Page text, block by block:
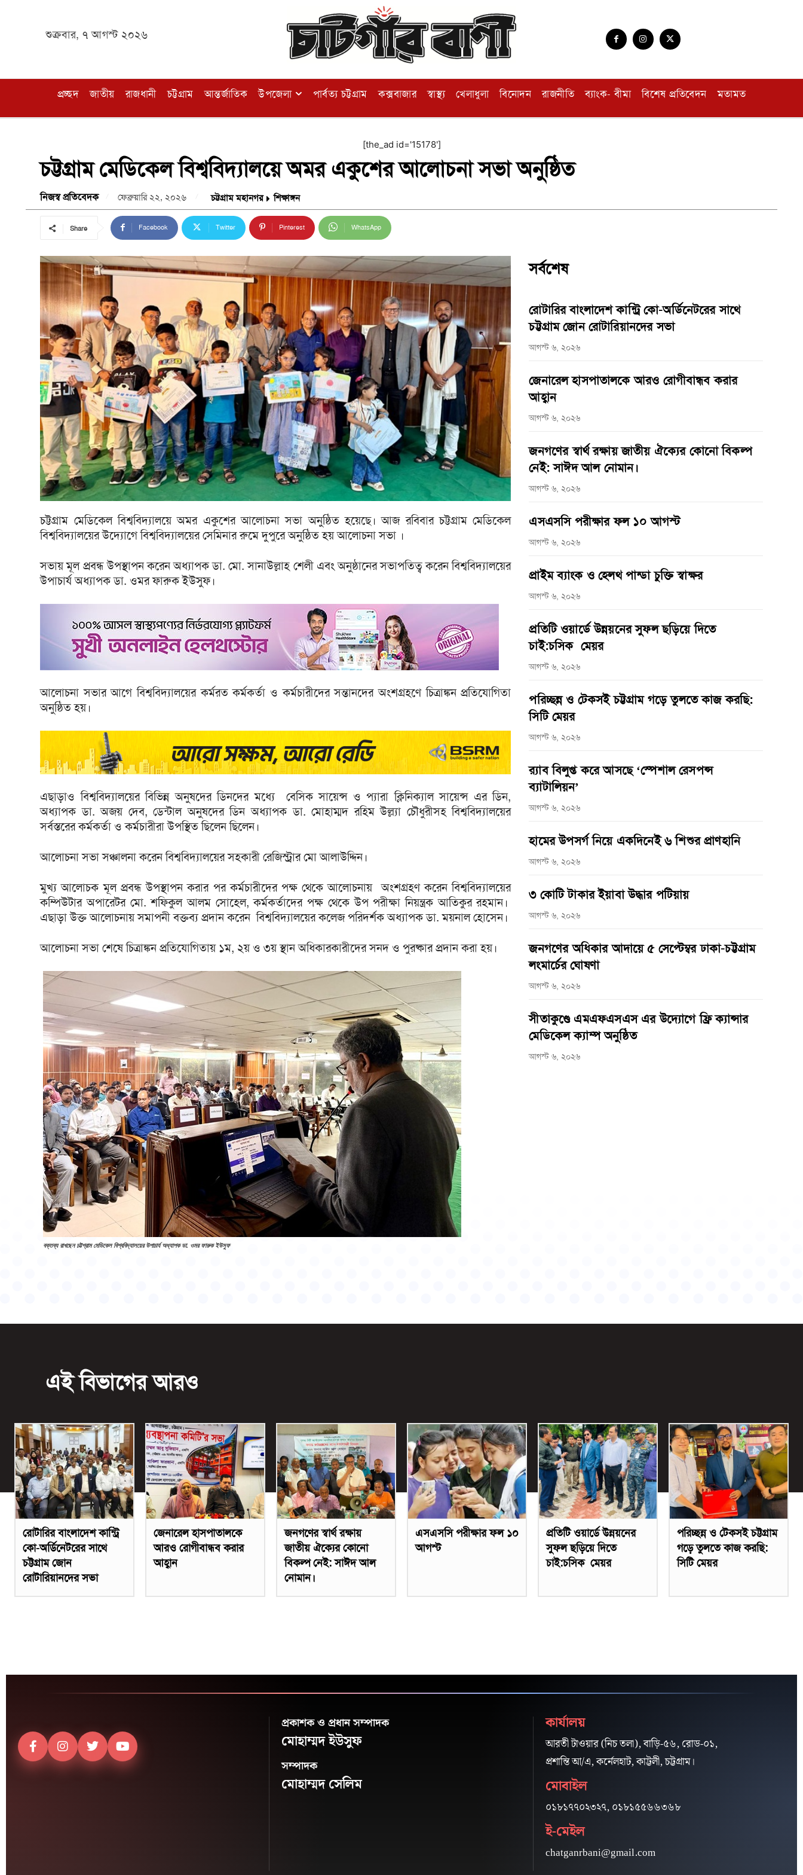
শুক্রবার, ৭ আগস্ট ২০২৬
প্রচ্ছদ জাতীয় রাজধানী চট্টগ্রাম আন্তর্জাতিক উপজেলা পার্বত্য চট্টগ্রাম কক্সবাজার স্বাস্থ্য খেলাধুলা বিনোদন রাজনীতি ব্যাংক- বীমা বিশেষ প্রতিবেদন মতামত
[the_ad id='15178']
চট্টগ্রাম মেডিকেল বিশ্ববিদ্যালয়ে অমর একুশের আলোচনা সভা অনুষ্ঠিত
নিজস্ব প্রতিবেদক ফেব্রুয়ারি ২২, ২০২৬ চট্টগ্রাম মহানগর শিক্ষাঙ্গন
Share Facebook Twitter Pinterest WhatsApp
চট্টগ্রাম মেডিকেল বিশ্ববিদ্যালয়ে অমর একুশের আলোচনা সভা অনুষ্ঠিত হয়েছে। আজ রবিবার চট্টগ্রাম মেডিকেল
বিশ্ববিদ্যালয়ের উদ্যোগে বিশ্ববিদ্যালয়ের সেমিনার রুমে দুপুরে অনুষ্ঠিত হয় আলোচনা সভা ।
সভায় মূল প্রবন্ধ উপস্থাপন করেন অধ্যাপক ডা. মো. সানাউল্লাহ শেলী এবং অনুষ্ঠানের সভাপতিত্ব করেন বিশ্ববিদ্যালয়ের
উপাচার্য অধ্যাপক ডা. ওমর ফারুক ইউসুফ।
আলোচনা সভার আগে বিশ্ববিদ্যালয়ের কর্মরত কর্মকর্তা ও কর্মচারীদের সন্তানদের অংশগ্রহণে চিত্রাঙ্কন প্রতিযোগিতা
অনুষ্ঠিত হয়।
এছাড়াও বিশ্ববিদ্যালয়ের বিভিন্ন অনুষদের ডিনদের মধ্যে বেসিক সায়েন্স ও প্যারা ক্লিনিক্যাল সায়েন্স এর ডিন,
অধ্যাপক ডা. অজয় দেব, ডেন্টাল অনুষদের ডিন অধ্যাপক ডা. মোহাম্মদ রহিম উল্ল্যা চৌধুরীসহ বিশ্ববিদ্যালয়ের
সর্বস্তরের কর্মকর্তা ও কর্মচারীরা উপস্থিত ছিলেন ছিলেন।
আলোচনা সভা সঞ্চালনা করেন বিশ্ববিদ্যালয়ের সহকারী রেজিস্ট্রার মো আলাউদ্দিন।
মুখ্য আলোচক মূল প্রবন্ধ উপস্থাপন করার পর কর্মচারীদের পক্ষ থেকে আলোচনায় অংশগ্রহণ করেন বিশ্ববিদ্যালয়ের
কম্পিউটার অপারেটর মো. শফিকুল আলম সোহেল, কর্মকর্তাদের পক্ষ থেকে উপ পরীক্ষা নিয়ন্ত্রক আতিকুর রহমান।
এছাড়া উক্ত আলোচনায় সমাপনী বক্তব্য প্রদান করেন বিশ্ববিদ্যালয়ের কলেজ পরিদর্শক অধ্যাপক ডা. ময়নাল হোসেন।
আলোচনা সভা শেষে চিত্রাঙ্কন প্রতিযোগিতায় ১ম, ২য় ও ৩য় স্থান অধিকারকারীদের সনদ ও পুরষ্কার প্রদান করা হয়।
বক্তব্য রাখছেন চট্টগ্রাম মেডিকেল বিশ্ববিদ্যালয়ের উপাচার্য অধ্যাপক ডা. ওমর ফারুক ইউসুফ
সর্বশেষ
রোটারির বাংলাদেশ কান্ট্রি কো-অর্ডিনেটরের সাথে
চট্টগ্রাম জোন রোটারিয়ানদের সভা
আগস্ট ৬, ২০২৬
জেনারেল হাসপাতালকে আরও রোগীবান্ধব করার
আহ্বান
আগস্ট ৬, ২০২৬
জনগণের স্বার্থ রক্ষায় জাতীয় ঐক্যের কোনো বিকল্প
নেই: সাঈদ আল নোমান।
আগস্ট ৬, ২০২৬
এসএসসি পরীক্ষার ফল ১০ আগস্ট
আগস্ট ৬, ২০২৬
প্রাইম ব্যাংক ও হেলথ পান্ডা চুক্তি স্বাক্ষর
আগস্ট ৬, ২০২৬
প্রতিটি ওয়ার্ডে উন্নয়নের সুফল ছড়িয়ে দিতে
চাই:চসিক মেয়র
আগস্ট ৬, ২০২৬
পরিচ্ছন্ন ও টেকসই চট্টগ্রাম গড়ে তুলতে কাজ করছি:
সিটি মেয়র
আগস্ট ৬, ২০২৬
র‌্যাব বিলুপ্ত করে আসছে ‘স্পেশাল রেসপন্স
ব্যাটালিয়ন’
আগস্ট ৬, ২০২৬
হামের উপসর্গ নিয়ে একদিনেই ৬ শিশুর প্রাণহানি
আগস্ট ৬, ২০২৬
৩ কোটি টাকার ইয়াবা উদ্ধার পটিয়ায়
আগস্ট ৬, ২০২৬
জনগণের অধিকার আদায়ে ৫ সেপ্টেম্বর ঢাকা-চট্টগ্রাম
লংমার্চের ঘোষণা
আগস্ট ৬, ২০২৬
সীতাকুণ্ডে এমএফএসএস এর উদ্যোগে ফ্রি ক্যান্সার
মেডিকেল ক্যাম্প অনুষ্ঠিত
আগস্ট ৬, ২০২৬
এই বিভাগের আরও
রোটারির বাংলাদেশ কান্ট্রি
কো-অর্ডিনেটরের সাথে
চট্টগ্রাম জোন
রোটারিয়ানদের সভা
জেনারেল হাসপাতালকে
আরও রোগীবান্ধব করার
আহ্বান
জনগণের স্বার্থ রক্ষায়
জাতীয় ঐক্যের কোনো
বিকল্প নেই: সাঈদ আল
নোমান।
এসএসসি পরীক্ষার ফল ১০
আগস্ট
প্রতিটি ওয়ার্ডে উন্নয়নের
সুফল ছড়িয়ে দিতে
চাই:চসিক মেয়র
পরিচ্ছন্ন ও টেকসই চট্টগ্রাম
গড়ে তুলতে কাজ করছি:
সিটি মেয়র
প্রকাশক ও প্রধান সম্পাদক
মোহাম্মদ ইউসুফ
সম্পাদক
মোহাম্মদ সেলিম
কার্যালয়
আরতী টাওয়ার (নিচ তলা), বাড়ি-৫৬, রোড-০১,
প্রশান্তি আ/এ, কর্নেলহাট, কাট্টলী, চট্টগ্রাম।
মোবাইল
০১৮১৭৭০২৩২৭, ০১৮১৫৫৬৬৩৬৮
ই-মেইল
chatganrbani@gmail.com